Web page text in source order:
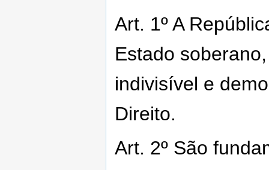
Art. 1º A
Estado
indivisível e
Direito.
Art. 2º São